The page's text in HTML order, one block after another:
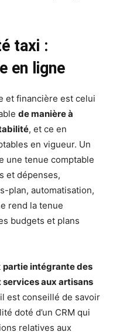
taxi :
en ligne
et financière est celui
de manière à
, et ce en
en vigueur. Un
une tenue comptable
et dépenses,
plan, automatisation,
rend la tenue
budgets et plans
partie intégrante des
aux artisans
est conseillé de savoir
doté d’un CRM qui
relatives aux